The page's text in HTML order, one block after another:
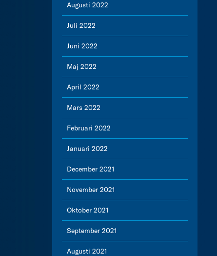
Augusti 2022
Juli 2022
Juni 2022
Maj 2022
April 2022
Mars 2022
Februari 2022
Januari 2022
December 2021
November 2021
Oktober 2021
September 2021
Augusti 2021